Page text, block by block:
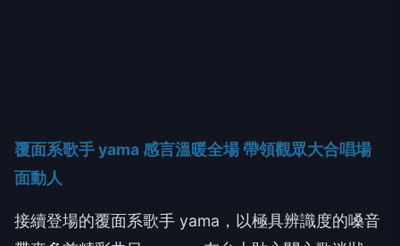
覆面系歌手yama感言溫暖全場 帶領觀眾大合唱場
面動人
接續登場的覆面系歌手 yama ，以極具辨識度的嗓音